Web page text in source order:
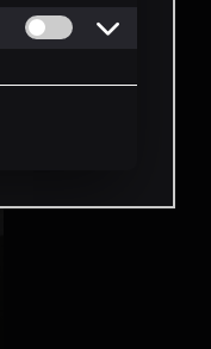
Permitir cookies